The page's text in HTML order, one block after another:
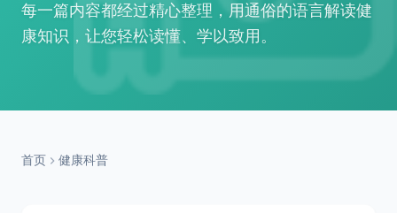
每一篇内容都经过精心整理，用通俗的语言解读健
康知识，让您轻松读懂、学以致用。
首页 健康科普